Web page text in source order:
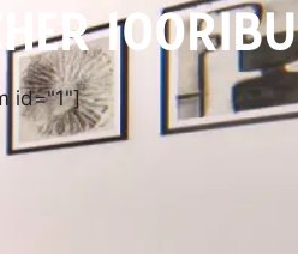
100RIBU
id="1"]